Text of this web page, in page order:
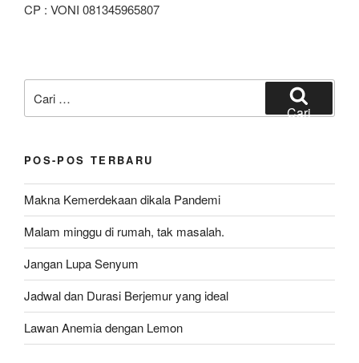
CP : VONI 081345965807
untuk:
Cari
POS-POS TERBARU
Makna Kemerdekaan dikala Pandemi
Malam minggu di rumah, tak masalah.
Jangan Lupa Senyum
Jadwal dan Durasi Berjemur yang ideal
Lawan Anemia dengan Lemon